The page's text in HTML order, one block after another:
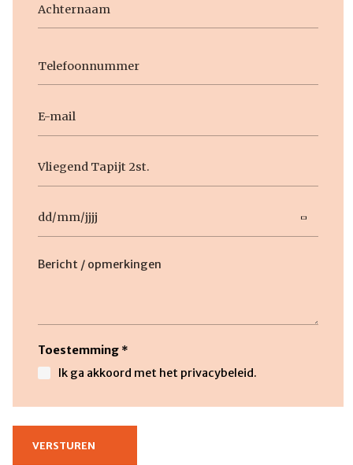
mail
titel
DD
slash
MM
Beschrijving
Toestemming *
Ik ga akkoord met het privacybeleid.